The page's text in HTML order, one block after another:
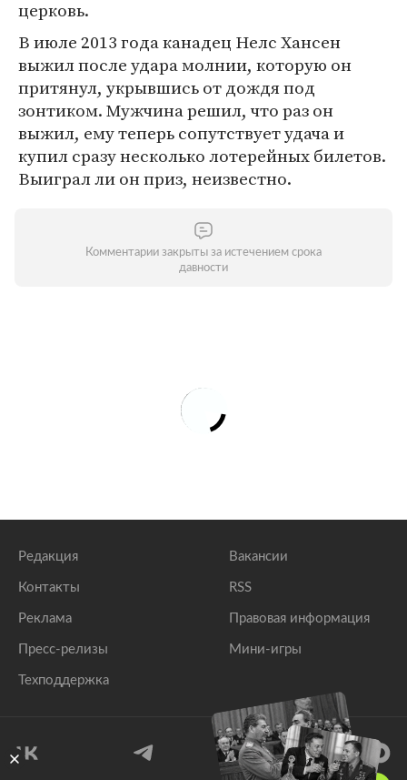
церковь.
В июле 2013 года канадец Нелс Хансен
выжил после удара молнии, которую он
притянул, укрывшись от дождя под
зонтиком. Мужчина решил, что раз он
выжил, ему теперь сопутствует удача и
купил сразу несколько лотерейных билетов.
Выиграл ли он приз, неизвестно.
Комментарии закрыты за истечением срока
давности
Редакция
Контакты
Реклама
Пресс-релизы
Техподдержка
Вакансии
RSS
Правовая информация
Мини-игры